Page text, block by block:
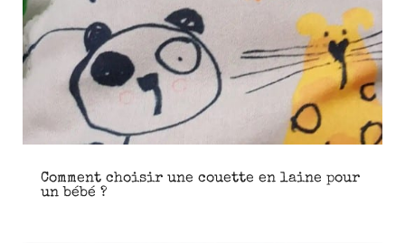
Comment choisir une couette en laine pour
un bébé ?